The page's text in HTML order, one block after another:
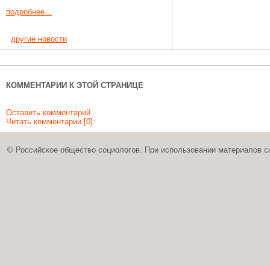
подробнее...
другие новости
КОММЕНТАРИИ К ЭТОЙ СТРАНИЦЕ
Оставить комментарий
Читать комментарии [0]:
© Российское общество социологов. При использовании материалов